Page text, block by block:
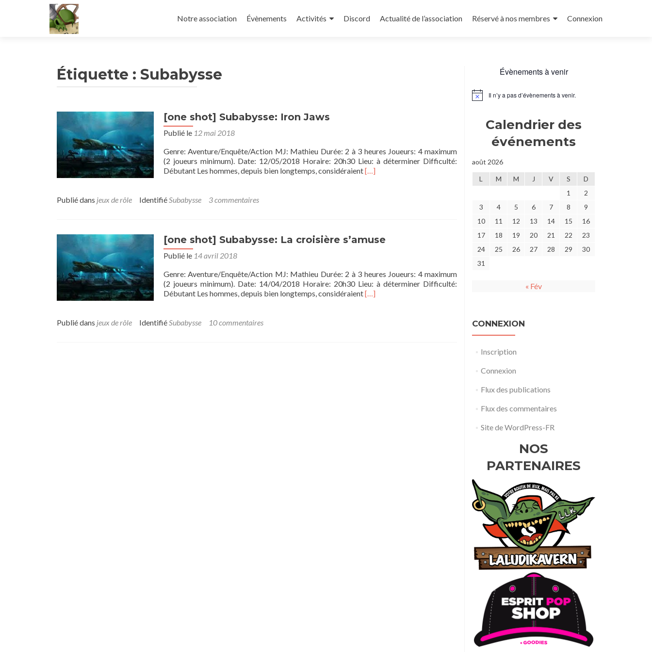
au
Notre association Évènements Activités Discord Actualité de l’association Réservé à nos membres Connexion
Étiquette : Subabysse
[one shot] Subabysse: Iron Jaws
Publié le 12 mai 2018
Genre: Aventure/Enquête/Action MJ: Mathieu Durée: 2 à 3 heures Joueurs: 4 maximum
(2 joueurs minimum). Date: 12/05/2018 Horaire: 20h30 Lieu: à déterminer Difficulté:
Débutant Les hommes, depuis bien longtemps, considéraientEn
Jaws
[…]
Publié dans jeux de rôle IdentifiéSubabysse 3 commentaires
[one shot] Subabysse: La croisière s’amuse
Publié le 14 avril 2018
Genre: Aventure/Enquête/Action MJ: Mathieu Durée: 2 à 3 heures Joueurs: 4 maximum
(2 joueurs minimum). Date: 14/04/2018 Horaire: 20h30 Lieu: à déterminer Difficulté:
Débutant Les hommes, depuis bien longtemps, considéraientEn
[…]
Publié dans jeux de rôle IdentifiéSubabysse 10 commentaires
Évènements à venir
Notice Il n’y a pas d’évènements à venir.
Calendrier des
événements
août 2026
L M M J V S
D
1
2
3
4 5 6 7 8
9
10
11 12 13 14 15
16
17
18 19 20 21 22
23
24
25 26 27 28 29
30
31
« Fév
CONNEXION
Inscription
Connexion
Flux des publications
Flux des commentaires
Site de WordPress-FR
NOS
PARTENAIRES